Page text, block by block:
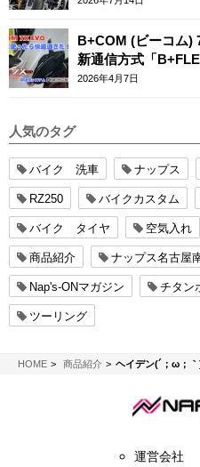
B+COM (ビーコム)
新通信方式「
ー
2026年4月7日
人気のタグ
バイク 洗車 ナップス
RZ250 バイクカスタム
バイク タイヤ 空気入れ
商品紹介 ナップス名古屋
Nap's-ONマガジン チタン
ツーリング
HOMENAPS-ON マガジン
商品紹介 ヘイデン(´；ω；｀
運営会社